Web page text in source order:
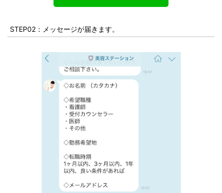
STEP02：メッセージが届きます。